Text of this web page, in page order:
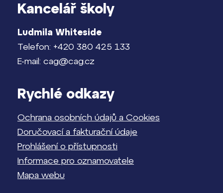
Kancelář školy
Ludmila Whiteside
Telefon: +420 380 425 133
E-mail: cag@cag.cz
Rychlé odkazy
Ochrana osobních údajů a Cookies
Doručovací a fakturační údaje
Prohlášení o přístupnosti
Informace pro oznamovatele
Mapa webu